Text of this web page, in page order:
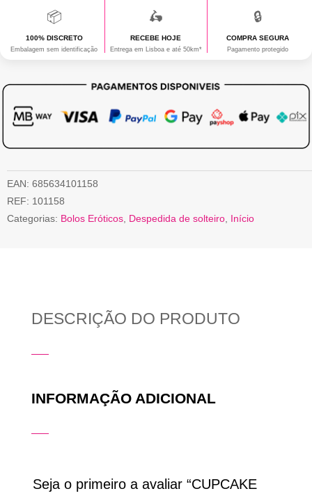
📦
100% DISCRETO
Embalagem sem identificação
🛵
RECEBE HOJE
Entrega em Lisboa e até 50km*
🔒
COMPRA SEGURA
Pagamento protegido
EAN: 685634101158
REF: 101158
Categorias: Bolos Eróticos Despedida de solteiro Início
DESCRIÇÃO DO PRODUTO
INFORMAÇÃO ADICIONAL
Seja o primeiro a avaliar “CUPCAKE